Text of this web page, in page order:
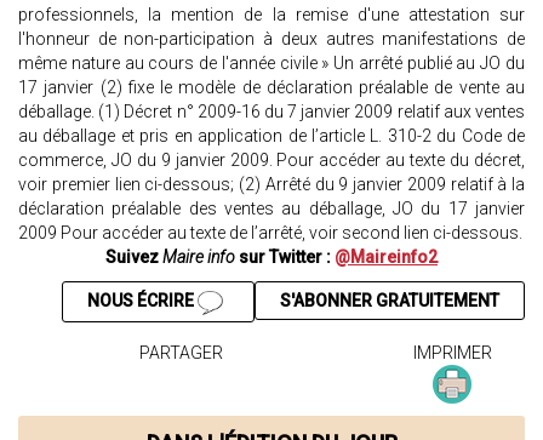
professionnels, la mention de la remise d'une attestation sur
l'honneur de non-participation à deux autres manifestations de
même nature au cours de l'année civile » Un arrêté publié au JO du
17 janvier (2) fixe le modèle de déclaration préalable de vente au
déballage. (1) Décret n° 2009-16 du 7 janvier 2009 relatif aux ventes
au déballage et pris en application de l’article L. 310-2 du Code de
commerce, JO du 9 janvier 2009. Pour accéder au texte du décret,
voir premier lien ci-dessous; (2) Arrêté du 9 janvier 2009 relatif à la
déclaration préalable des ventes au déballage, JO du 17 janvier
2009 Pour accéder au texte de l’arrêté, voir second lien ci-dessous.
SuivezMaire info sur Twitter : @Maireinfo2
S'ABONNER GRATUITEMENT
NOUS ÉCRIRE
PARTAGER IMPRIMER